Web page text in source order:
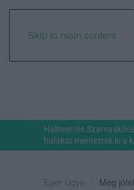
Skip to main content
2026. augusztus
Halmentés
halakat mentettek ki a
Eger Ügye Még